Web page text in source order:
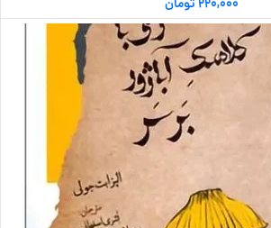
۲۲۰,۰۰۰ تومان